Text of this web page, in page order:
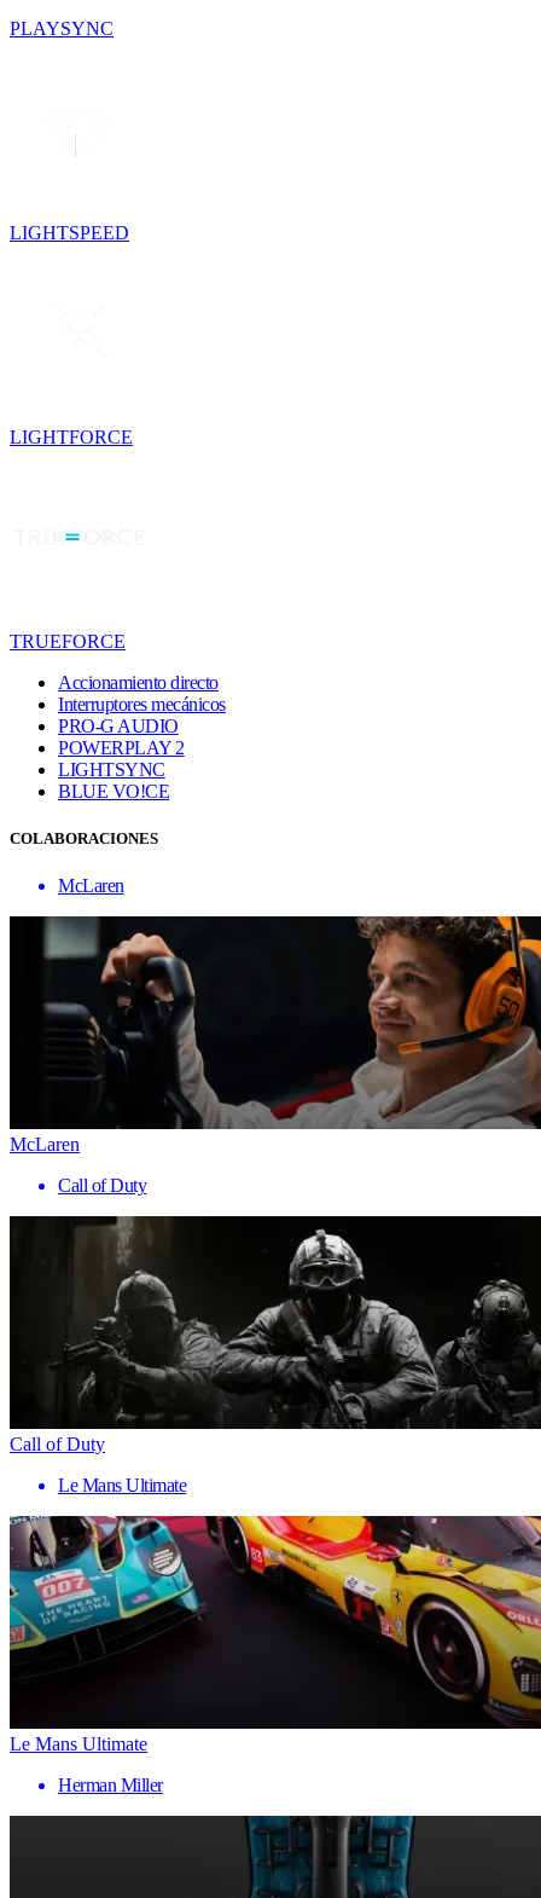
PLAYSYNC
LIGHTSPEED
LIGHTFORCE
TRUEFORCE
Accionamiento directo
Interruptores mecánicos
PRO-G AUDIO
POWERPLAY 2
LIGHTSYNC
BLUE VO!CE
COLABORACIONES
McLaren
McLaren
Call of Duty
Call of Duty
Le Mans Ultimate
Le Mans Ultimate
Herman Miller